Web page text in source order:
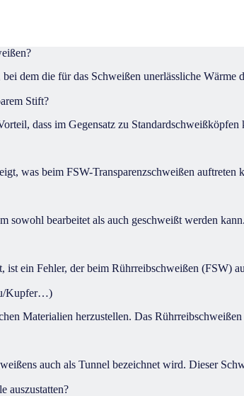
dem die für das Schweißen unerlässliche Wärme
Stift?
dass im Gegensatz zu
was beim FSW-Transparenzschweißen auftreten
bearbeitet als auch geschweißt werden
ein Fehler, der beim Rührreibschweißen (FSW)
Kupfer…)
Materialien herzustellen. Das
auch als Tunnel bezeichnet wird. Dieser
auszustatten?